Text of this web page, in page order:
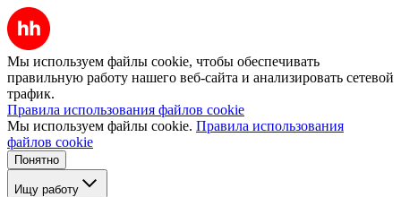
Мы используем файлы cookie, чтобы обеспечивать
правильную работу нашего веб-сайта и анализировать сетевой
трафик.
Правила использования файлов cookie
Мы используем файлы cookie. Правила использования
файлов cookie
Понятно
Ищу работу